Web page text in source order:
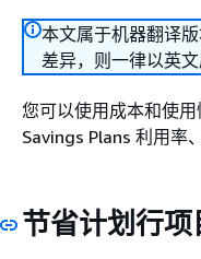
本文属于机器翻译
差异，则一律以英文
您可以使用成本和使用
Savings Plans 利用率
节省计划行项